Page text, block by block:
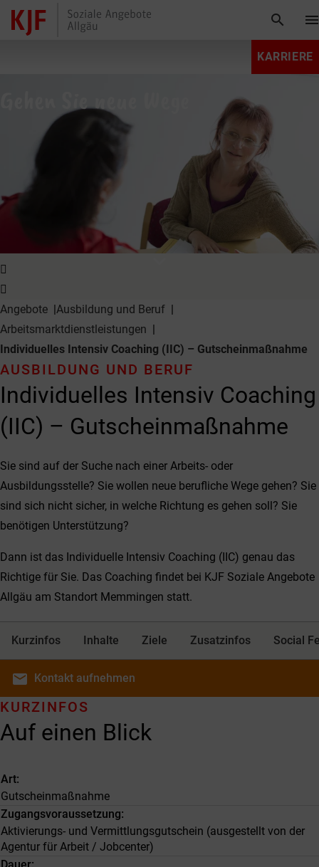
search
KARRIERE
Gehen Sie neue Wege
expand_more
Angebote
Ausbildung und Beruf
Arbeitsmarkt­dienstleistungen
Individuelles Intensiv Coaching (IIC) – Gutscheinmaßnahme
Individuelles Intensiv Coaching
(IIC) – Gutscheinmaßnahme
AUSBILDUNG UND BERUF
Sie sind auf der Suche nach einer Arbeits- oder
Ausbildungsstelle? Sie wollen neue berufliche Wege gehen? Sie
sind sich nicht sicher, in welche Richtung es gehen soll? Sie
benötigen Unterstützung?
Dann ist das Individuelle Intensiv Coaching (IIC) genau das
Richtige für Sie. Das Coaching findet bei KJF Soziale Angebote
Allgäu am Standort Memmingen statt.
Kurzinfos Inhalte Ziele Zusatzinfos Social
email Kontakt aufnehmen
Auf einen Blick
KURZINFOS
Art
Gutscheinmaßnahme
Zugangsvoraussetzung
Aktivierungs- und Vermittlungsgutschein (ausgestellt von der
Agentur für Arbeit / Jobcenter)